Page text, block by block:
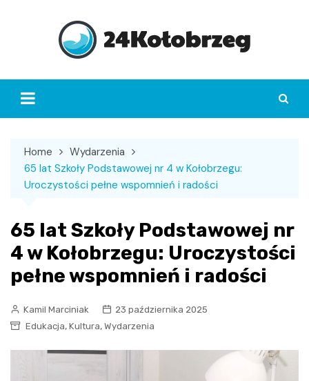
Home
Wydarzenia
65 lat Szkoły Podstawowej nr 4 w Kołobrzegu:
Uroczystości pełne wspomnień i radości
65 lat Szkoły Podstawowej nr
4 w Kołobrzegu: Uroczystości
pełne wspomnień i radości
Kamil Marciniak
23 października 2025
Edukacja, Kultura, Wydarzenia